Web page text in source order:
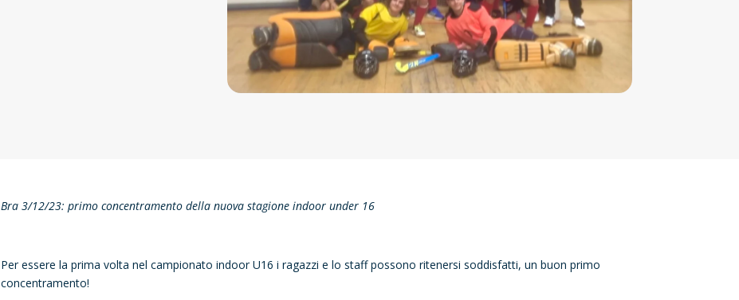
Bra 3/12/23: primo concentramento della nuova stagione indoor under 16
Per essere la prima volta nel campionato indoor U16 i ragazzi e lo staff possono ritenersi soddisfatti, un buon primo
concentramento!